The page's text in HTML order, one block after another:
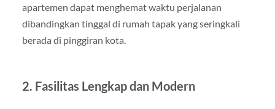
apartemen dapat menghemat waktu perjalanan
dibandingkan tinggal di rumah tapak yang seringkali
berada di pinggiran kota.
2. Fasilitas Lengkap dan Modern